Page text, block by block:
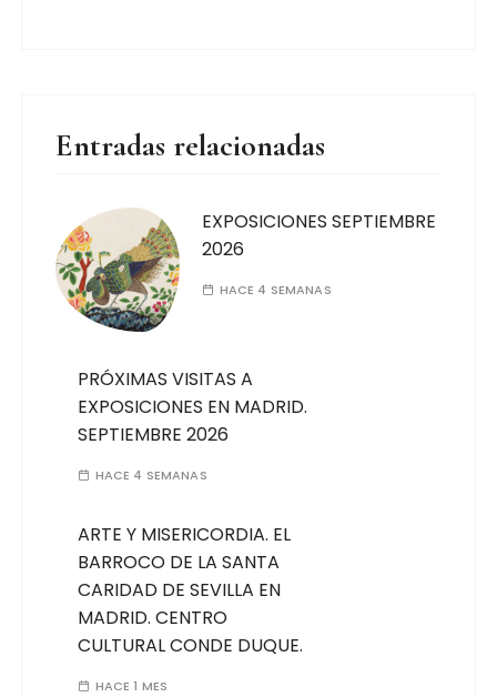
Entradas relacionadas
EXPOSICIONES SEPTIEMBRE
2026
HACE 4 SEMANAS
PRÓXIMAS VISITAS A
EXPOSICIONES EN MADRID.
SEPTIEMBRE 2026
HACE 4 SEMANAS
ARTE Y MISERICORDIA. EL
BARROCO DE LA SANTA
CARIDAD DE SEVILLA EN
MADRID. CENTRO
CULTURAL CONDE DUQUE.
HACE 1 MES